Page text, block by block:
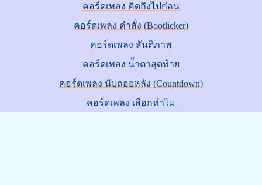
คอร์ดเพลง คิดถึงไปก่อน
คอร์ดเพลง คำสั่ง (Bootlicker)
คอร์ดเพลง สันติภาพ
คอร์ดเพลง น้ำตาสุดท้าย
คอร์ดเพลง นับถอยหลัง (Countdown)
คอร์ดเพลง เสือกทำไม